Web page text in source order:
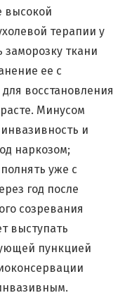
высокой
терапии у
ткани
ее с
восстановления
Минусом
и
наркозом;
уже с
год после
созревания
выступать
пункцией